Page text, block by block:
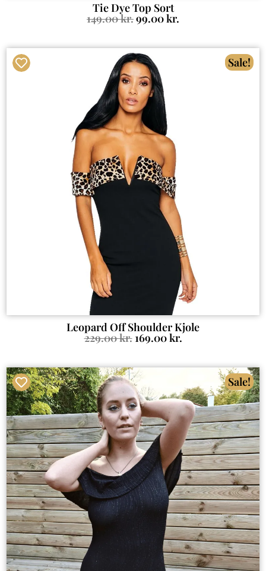
Tie Dye Top Sort
149.00kr.99.00kr.
Sale!
Leopard Off Shoulder Kjole
229.00kr.169.00kr.
Sale!